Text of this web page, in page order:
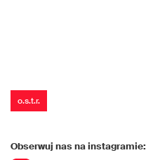
o.s.t.r.
Obserwuj nas na instagramie: